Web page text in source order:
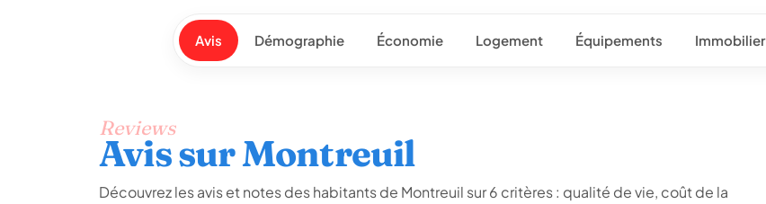
Avis Démographie Économie Logement Équipements Immobilier
Reviews
Avis sur Montreuil
Découvrez les avis et notes des habitants de Montreuil sur 6 critères : qualité de vie, coût de la